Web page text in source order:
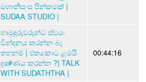
මහානිසංස පින්කමක් |
SUDAA STUDIO |
හාමුදුරුවරුන්ට ස්වයං
වින්දනය කරන්න බෑ
තහනම් | එතකොට ළමයි
දුෂ#ණය කරන්න ?| TALK
WITH SUDATHTHA |
00:44:16